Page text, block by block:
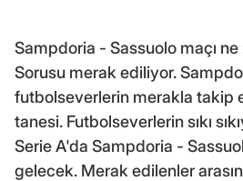
Sampdoria - Sassuolo maçı
Sorusu merak ediliyor.
futbolseverlerin merakla takip
tanesi. Futbolseverlerin sıkı
Serie A'da Sampdoria -
gelecek. Merak edilenler